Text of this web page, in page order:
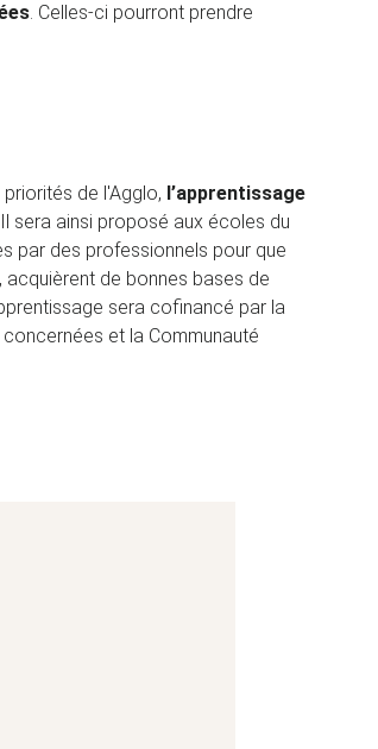
. Celles-ci pourront prendre
de l'Agglo, l’apprentissage
sera ainsi proposé aux écoles du
par des professionnels pour que
acquièrent de bonnes bases de
sera cofinancé par la
et la Communauté